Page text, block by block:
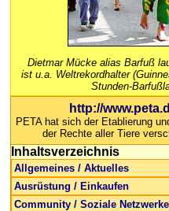
Dietmar Mücke alias Barfuß
ist u.a. Weltrekordhalter
Stunden-
http://
PETA hat sich der Etablierung
der Rechte aller Tiere
Inhaltsverzeichnis
Allgemeines / Aktuelles
Ausrüstung / Einkaufen
Community / Soziale Netzwerke